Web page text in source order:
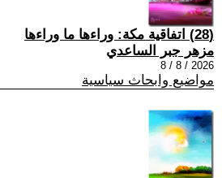
(28) اتفاقية مكة: وراءها ما وراءها
مزهر جبر الساعدي
2026 / 8 / 8
مواضيع وابحاث سياسية